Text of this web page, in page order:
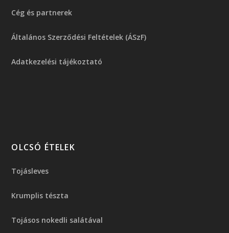
Cég és partnerek
Általános Szerződési Feltételek (ÁSzF)
Adatkezelési tájékoztató
OLCSÓ ÉTELEK
Tojásleves
Krumplis tészta
Tojásos nokedli salátával